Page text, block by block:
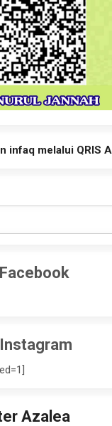
infaq melalui QRIS
Azalea